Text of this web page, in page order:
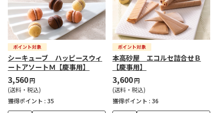
シーキューブ ハッピースウィ
ートアソートＭ【慶事用】
3,560円
(送料・税込)
獲得ポイント : 35
本高砂屋 エコルセ詰合せＢ
【慶事用】
3,600円
(送料・税込)
獲得ポイント : 36